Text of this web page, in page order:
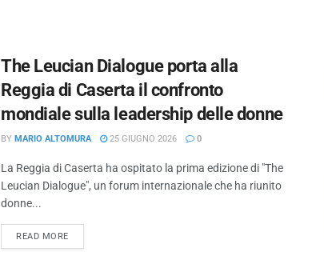
The Leucian Dialogue porta alla
Reggia di Caserta il confronto
mondiale sulla leadership delle donne
BY MARIO ALTOMURA 25 GIUGNO 2026 0
La Reggia di Caserta ha ospitato la prima edizione di "The
Leucian Dialogue", un forum internazionale che ha riunito
donne...
READ MORE